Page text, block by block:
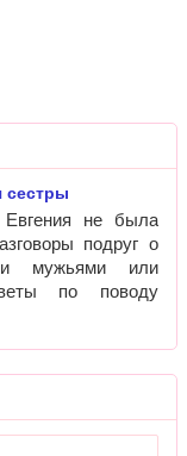
сестры
не была
подруг о
мужьями или
по поводу